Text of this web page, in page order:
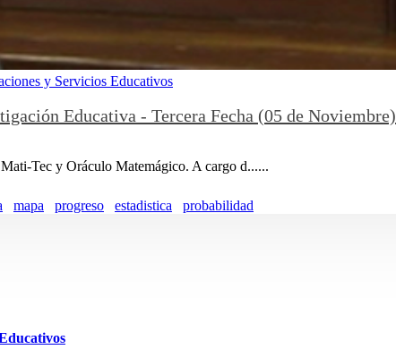
y Servicios Educativos
Educativa - Tercera Fecha (05 de
Tec y Oráculo Matemágico. A cargo d......
mapa progreso estadistica probabilidad